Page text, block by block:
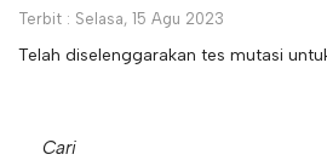
Terbit : Selasa, 15 Agu 2023
Telah diselenggarakan tes mutasi
Cari